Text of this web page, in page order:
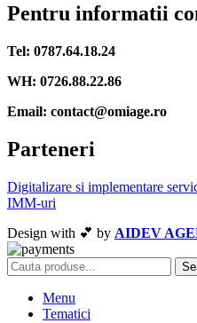
Pentru informatii
Tel: 0787.64.18.24
WH: 0726.88.22.86
Email: contact@omiage.ro
Parteneri
Digitalizare si implementare
IMM-uri
Design with 💕 by AIDEV
Menu
Tematici